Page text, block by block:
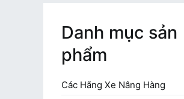
Danh mục sản
phẩm
Các Hãng Xe Nâng Hàng